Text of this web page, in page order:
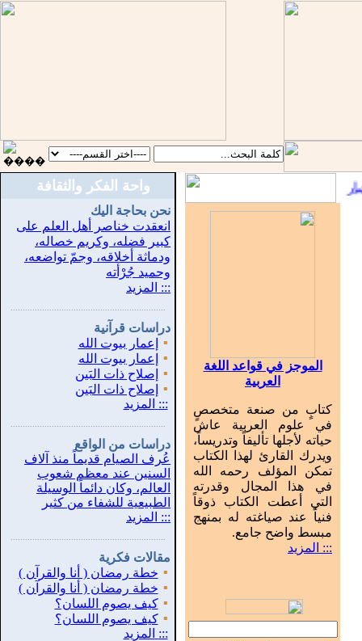
واحة الفكر والثقافة
نحن بحاجة اليك
انعقدت خناصر أهل العلم على
كبير فضله، وكريم خصاله،
ودماثة أخلاقه، وجمّ تواضعه،
وحميد جُرْأته
::: المزيد
دراسات قرآنية
▪
إعمار بيوت الله
▪
إعمار بيوت الله
▪
إصلاح ذات البَين
▪
إصلاح ذات البَين
::: المزيد
دراسات من الواقع
عُرف الصيام قديماً منذ آلاف
السنين عند معظم شعوب
العالم، وكان دائماً الوسيلة
الطبيعية للشفاء من كثير
::: المزيد
مقالات فكرية
▪ خطة رمضان ( أنا والقرآن )
▪ خطة رمضان ( أنا والقرآن )
▪ كيف يصوم اللسان؟
▪ كيف يصوم اللسان؟
::: المزيد
::
الموجز في قواعد اللغة
العربية
كتابٍ من صنعة متخصصٍ
في علوم العربية عاش
حياته لأجلها تأليفاً وتدريساً،
ويدرك القارئ لهذا الكتاب
تمكن المؤلف رحمه الله
في هذا المجال وقدرته
التي أعطت الكتاب ذوقاً
فنياً عند صياغته له بمنهج
مبسط واضح جامع.
::: المزيد